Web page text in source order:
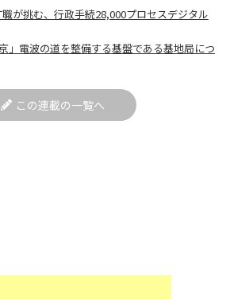
が挑む、行政手続28,000プロセスデジタル
」電波の道を整備する基盤である基地局につ
この連載の一覧へ